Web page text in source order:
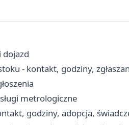
dojazd
- kontakt, godziny,
metrologiczne
godziny, adopcja,